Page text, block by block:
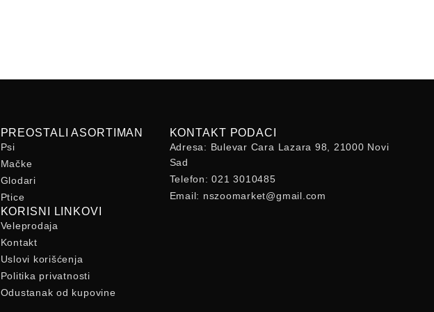
PREOSTALI ASORTIMAN
Psi
Mačke
Glodari
Ptice
KORISNI LINKOVI
Veleprodaja
Kontakt
Uslovi korišćenja
Politika privatnosti
Odustanak od kupovine
KONTAKT PODACI
Adresa: Bulevar Cara Lazara 98, 21000 Novi
Sad
Telefon: 021 3010485
Email: nszoomarket@gmail.com